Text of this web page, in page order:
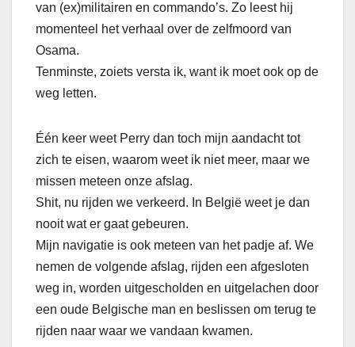
van (ex)militairen en commando’s. Zo leest hij
momenteel het verhaal over de zelfmoord van
Osama.
Tenminste, zoiets versta ik, want ik moet ook op de
weg letten.
Één keer weet Perry dan toch mijn aandacht tot
zich te eisen, waarom weet ik niet meer, maar we
missen meteen onze afslag.
Shit, nu rijden we verkeerd. In België weet je dan
nooit wat er gaat gebeuren.
Mijn navigatie is ook meteen van het padje af. We
nemen de volgende afslag, rijden een afgesloten
weg in, worden uitgescholden en uitgelachen door
een oude Belgische man en beslissen om terug te
rijden naar waar we vandaan kwamen.